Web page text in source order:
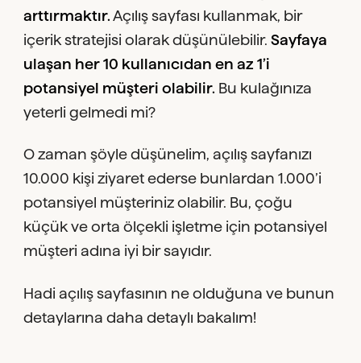
arttırmaktır. Açılış sayfası kullanmak, bir
içerik stratejisi olarak düşünülebilir.Sayfaya
ulaşan her 10 kullanıcıdan en az 1’i
potansiyel müşteri olabilir. Bu kulağınıza
yeterli gelmedi mi?
O zaman şöyle düşünelim, açılış sayfanızı
10.000 kişi ziyaret ederse bunlardan 1.000’i
potansiyel müşteriniz olabilir. Bu, çoğu
küçük ve orta ölçekli işletme için potansiyel
müşteri adına iyi bir sayıdır.
Hadi açılış sayfasının ne olduğuna ve bunun
detaylarına daha detaylı bakalım!